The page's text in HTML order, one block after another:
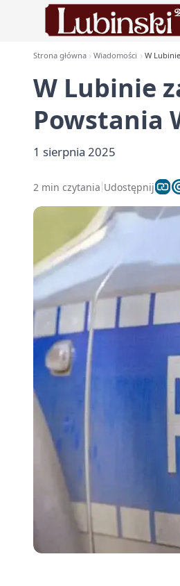
Strona główna Wiadomości W
W Lubinie
Powstania
1 sierpnia 2025
2 min czytania Udostępnij